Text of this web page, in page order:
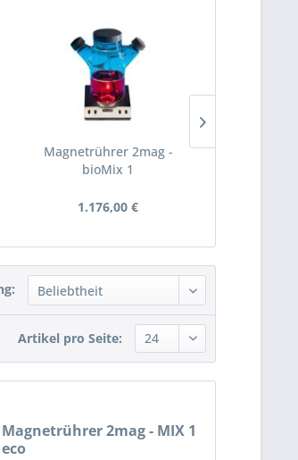
Magnetrührer 2mag -
bioMix 1
1.176,00 €
Artikel pro Seite:
Magnetrührer 2mag - MIX 1
eco